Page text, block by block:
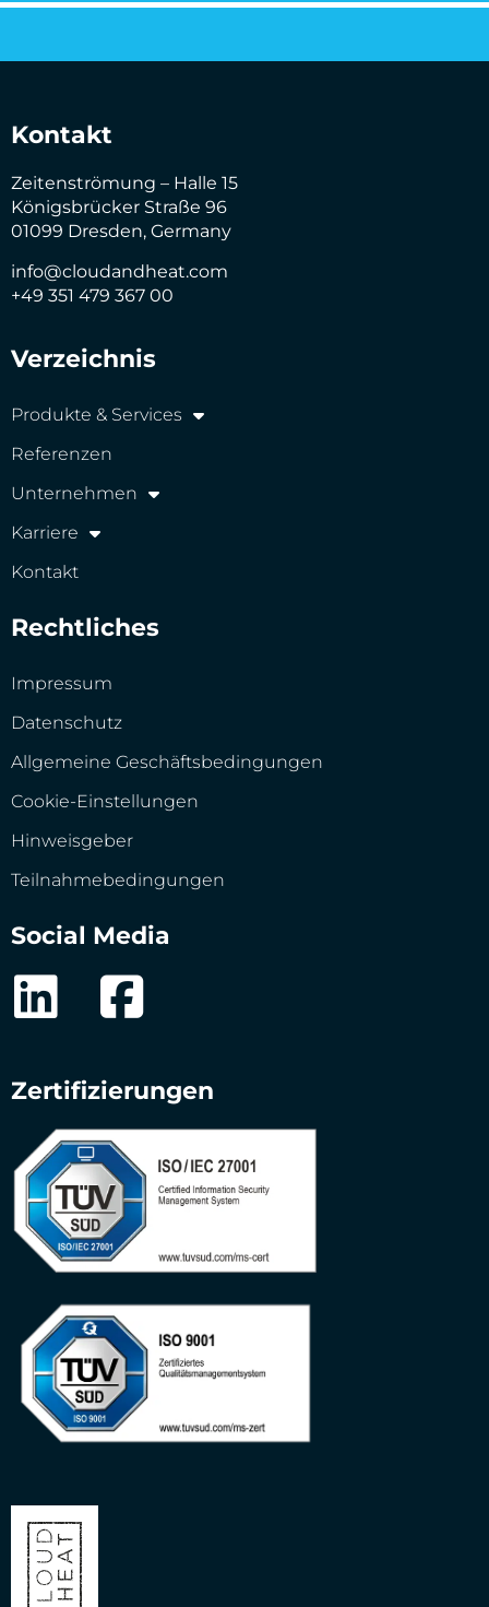
Kontakt
Zeitenströmung – Halle 15
Königsbrücker Straße 96
01099 Dresden, Germany
info@cloudandheat.com
+49 351 479 367 00
Verzeichnis
Produkte & Services
Referenzen
Unternehmen
Karriere
Kontakt
Rechtliches
Impressum
Datenschutz
Allgemeine Geschäftsbedingungen
Cookie-Einstellungen
Hinweisgeber
Teilnahmebedingungen
Social Media
Zertifizierungen